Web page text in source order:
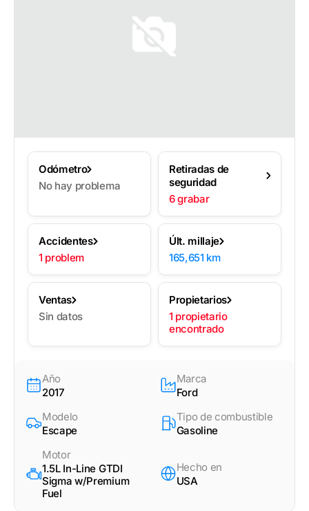
Odómetro
No hay problema
Retiradas de
seguridad
6 grabar
Accidentes
1 problem
Últ. millaje
165,651 km
Ventas
Sin datos
Propietarios
1 propietario
encontrado
Año
2017
Marca
Ford
Modelo
Escape
Tipo de combustible
Gasoline
Motor
1.5L In-Line GTDI
Sigma w/Premium
Fuel
Hecho en
USA